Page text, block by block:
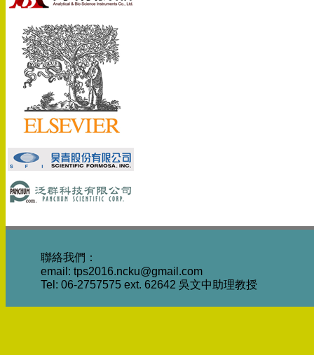
聯絡我們：
email: tps2016.ncku@gmail.com
Tel: 06-2757575 ext. 62642 吳文中助理教授